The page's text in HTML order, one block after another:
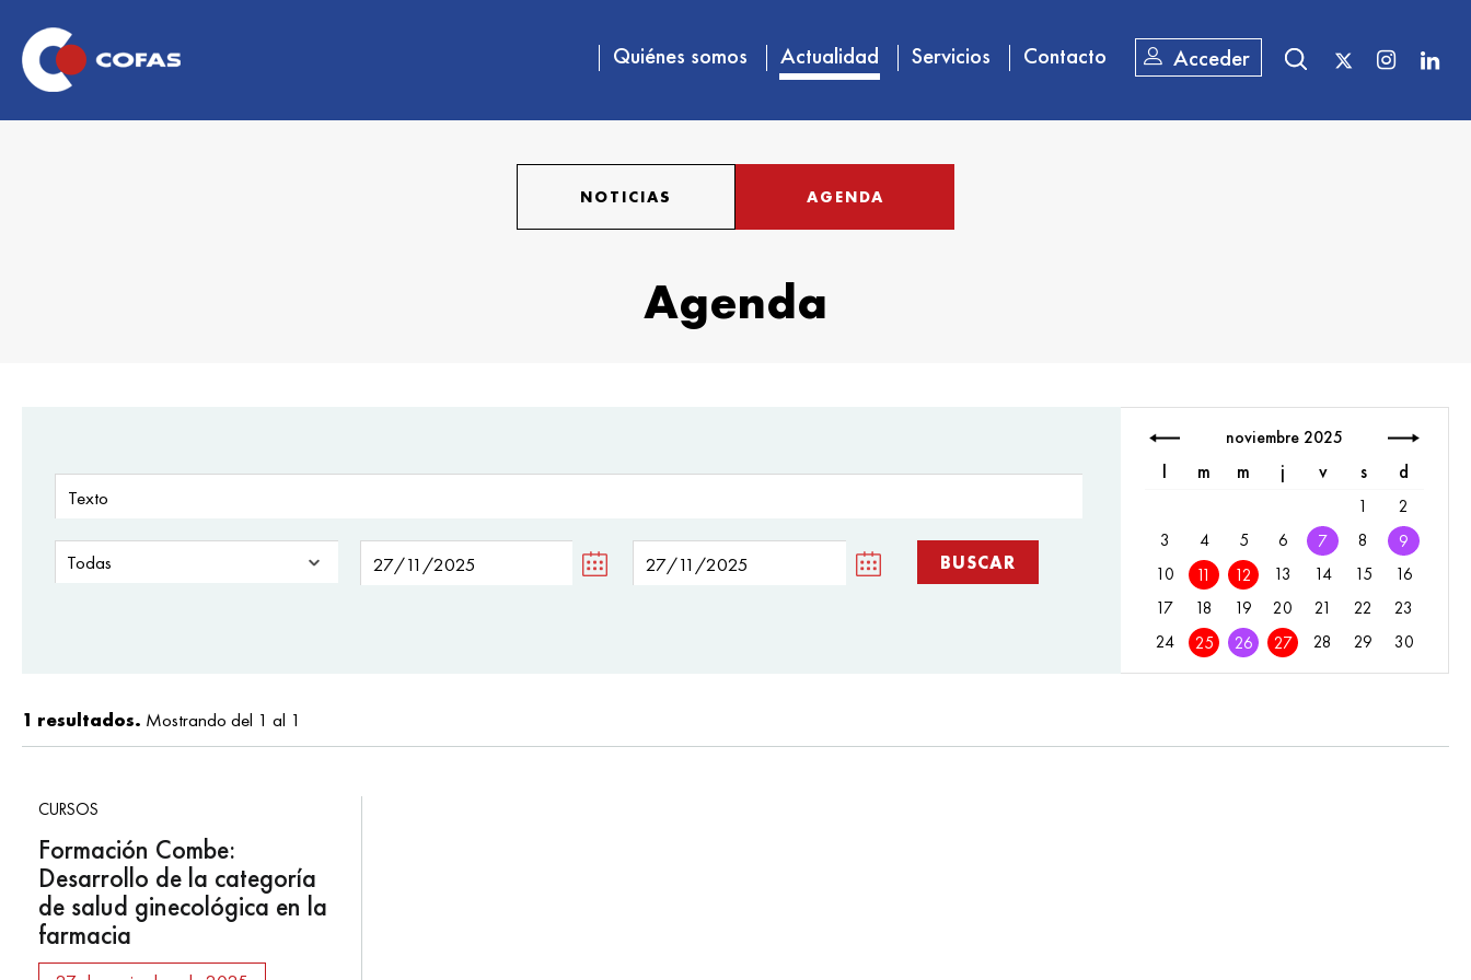
Quiénes somos Actualidad Servicios Contacto Acceder
NOTICIAS AGENDA
Agenda
noviembre 2025
l m m j v s d
1
2
3
4 5 6 7 8
9
10
11 12 13 14 15
16
17
18 19 20 21 22
23
24
25 26 27 28 29 30
1 resultados. Mostrando del 1 al 1
CURSOS
Formación Combe:
Desarrollo de la categoría
de salud ginecológica en la
farmacia